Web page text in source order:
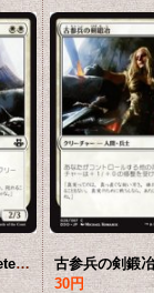
古参兵の鎧鍛冶/Veteran Armorsmith 【日本語版】 [EVK-白C]
30円